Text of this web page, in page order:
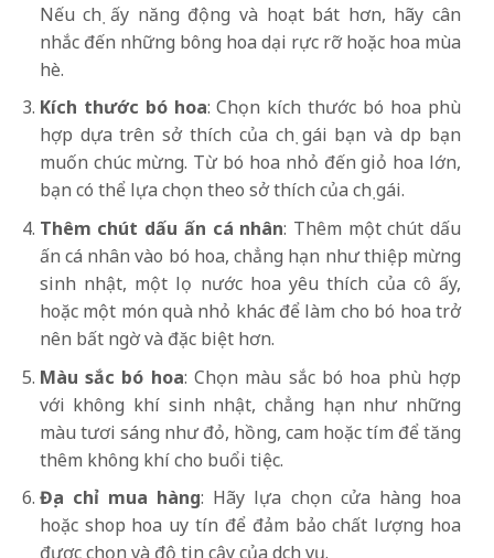
Nếu chị ấy năng động và hoạt bát hơn, hãy cân
nhắc đến những bông hoa dại rực rỡ hoặc hoa mùa
hè.
Kích thước bó hoa: Chọn kích thước bó hoa phù
hợp dựa trên sở thích của chị gái bạn và dịp bạn
muốn chúc mừng. Từ bó hoa nhỏ đến giỏ hoa lớn,
bạn có thể lựa chọn theo sở thích của chị gái.
Thêm chút dấu ấn cá nhân: Thêm một chút dấu
ấn cá nhân vào bó hoa, chẳng hạn như thiệp mừng
sinh nhật, một lọ nước hoa yêu thích của cô ấy,
hoặc một món quà nhỏ khác để làm cho bó hoa trở
nên bất ngờ và đặc biệt hơn.
Màu sắc bó hoa: Chọn màu sắc bó hoa phù hợp
với không khí sinh nhật, chẳng hạn như những
màu tươi sáng như đỏ, hồng, cam hoặc tím để tăng
thêm không khí cho buổi tiệc.
Địa chỉ mua hàng: Hãy lựa chọn cửa hàng hoa
hoặc shop hoa uy tín để đảm bảo chất lượng hoa
được chọn và độ tin cậy của dịch vụ.